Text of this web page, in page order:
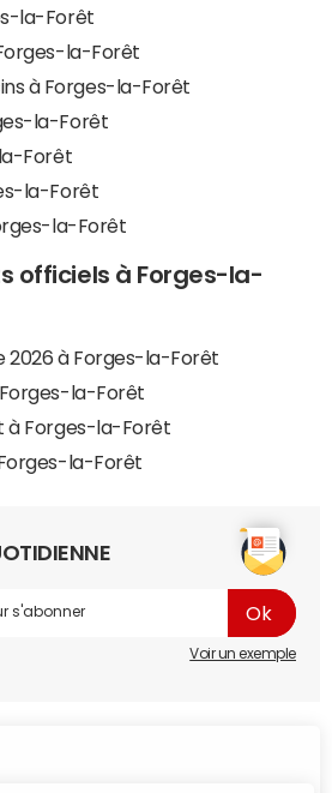
la-Forêt
la-Forêt
à Forges-la-Forêt
la-Forêt
Forêt
la-Forêt
la-Forêt
officiels à Forges-la-
2026 à Forges-la-Forêt
la-Forêt
à Forges-la-Forêt
Forges-la-Forêt
Voir un exemple